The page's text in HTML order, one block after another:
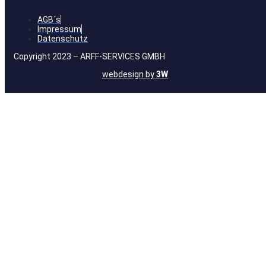
AGB´s
Impressum
Datenschutz
Copyright 2023 – ARFF-SERVICES GMBH
webdesign by3W